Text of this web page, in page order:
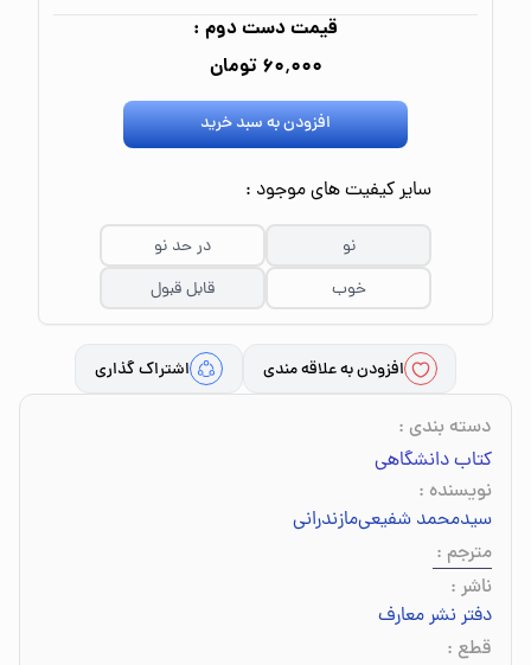
قیمت دست دوم :
۶۰٬۰۰۰ تومان
افزودن به سبد خرید
سایر کیفیت های موجود :
نو
در حد نو
خوب
قابل قبول
افزودن به علاقه مندی اشتراک گذاری
دسته بندی :
کتاب دانشگاهی
نویسنده :
سیدمحمد شفیعی‌مازندرانی
مترجم :
ناشر :
دفتر نشر معارف
قطع :